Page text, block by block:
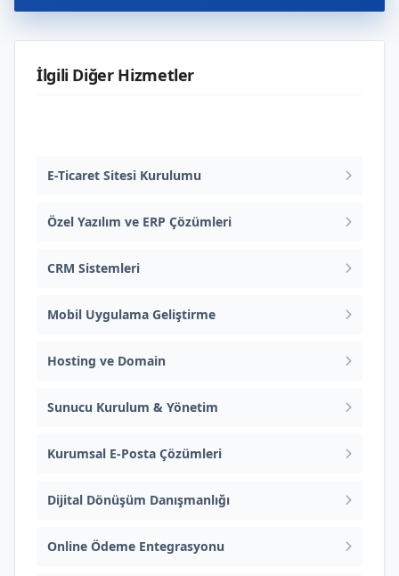
İlgili Diğer Hizmetler
E-Ticaret Sitesi Kurulumu
Özel Yazılım ve ERP Çözümleri
CRM Sistemleri
Mobil Uygulama Geliştirme
Hosting ve Domain
Sunucu Kurulum & Yönetim
Kurumsal E-Posta Çözümleri
Dijital Dönüşüm Danışmanlığı
Online Ödeme Entegrasyonu